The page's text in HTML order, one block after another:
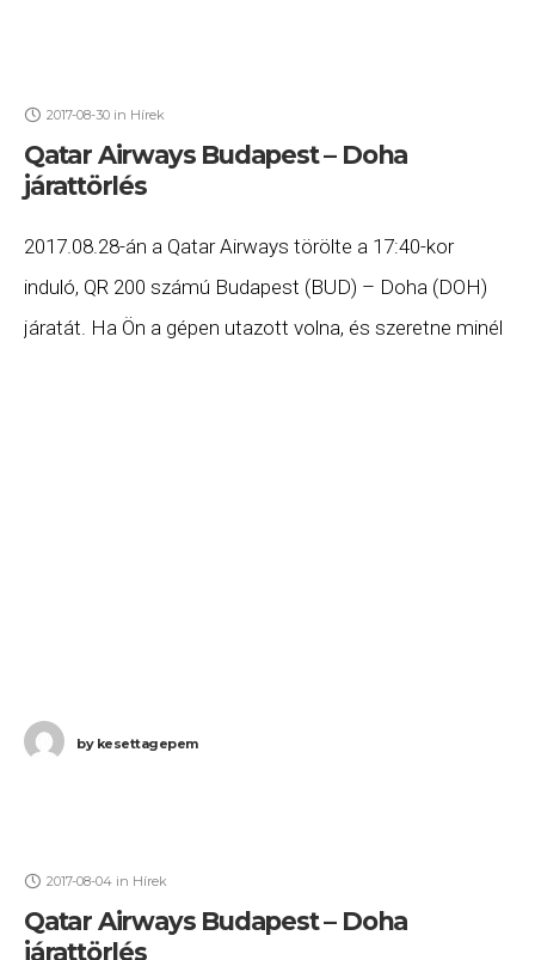
2017-08-30 in Hírek
Qatar Airways Budapest – Doha
járattörlés
2017.08.28-án a Qatar Airways törölte a 17:40-kor
induló, QR 200 számú Budapest (BUD) – Doha (DOH)
járatát. Ha Ön a gépen utazott volna, és szeretne minél
bykesettagepem
2017-08-04 in Hírek
Qatar Airways Budapest – Doha
járattörlés